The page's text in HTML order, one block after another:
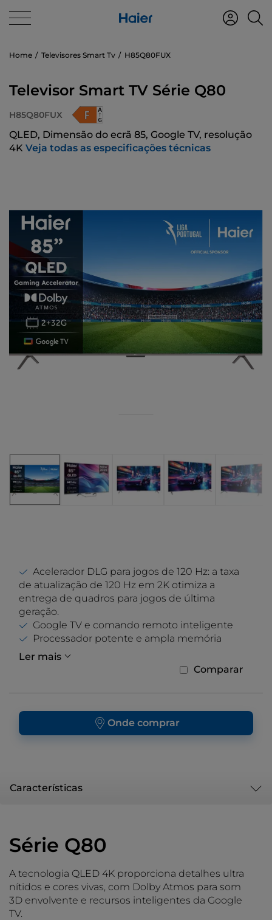
Home Televisores Smart Tv H85Q80FUX
Televisor Smart TV Série Q80
H85Q80FUX
QLED, Dimensão do ecrã 85, Google TV, resolução
4K Veja todas as especificações técnicas
Acelerador DLG para jogos de 120 Hz: a taxa
de atualização de 120 Hz em 2K otimiza a
entrega de quadros para jogos de última
geração.
Google TV e comando remoto inteligente
Processador potente e ampla memória
Ler mais
Comparar
Onde comprar
Características
Série Q80
A tecnologia QLED 4K proporciona detalhes ultra
nítidos e cores vivas, com Dolby Atmos para som
3D envolvente e recursos inteligentes da Google
TV.